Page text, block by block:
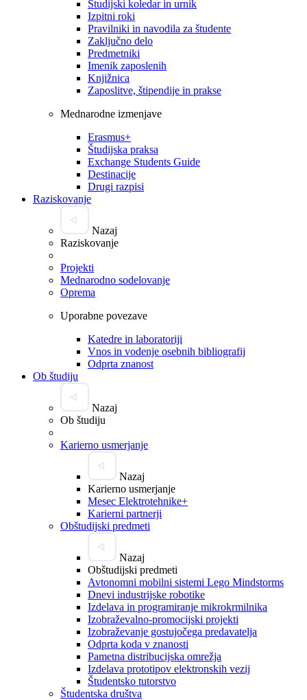
Študijski koledar in urnik
Izpitni roki
Pravilniki in navodila za študente
Zaključno delo
Predmetniki
Imenik zaposlenih
Knjižnica
Zaposlitve, štipendije in prakse
Mednarodne izmenjave
Erasmus+
Študijska praksa
Exchange Students Guide
Destinacije
Drugi razpisi
Raziskovanje
Nazaj
Raziskovanje
Projekti
Mednarodno sodelovanje
Oprema
Uporabne povezave
Katedre in laboratoriji
Vnos in vodenje osebnih bibliografij
Odprta znanost
Ob študiju
Nazaj
Ob študiju
Karierno usmerjanje
Nazaj
Karierno usmerjanje
Mesec Elektrotehnike+
Karierni partnerji
Obštudijski predmeti
Nazaj
Obštudijski predmeti
Avtonomni mobilni sistemi Lego Mindstorms
Dnevi industrijske robotike
Izdelava in programiranje mikrokrmilnika
Izobraževalno-promocijski projekti
Izobraževanje gostujočega predavatelja
Odprta koda v znanosti
Pametna distribucijska omrežja
Izdelava prototipov elektronskih vezij
Študentsko tutorstvo
Študentska društva